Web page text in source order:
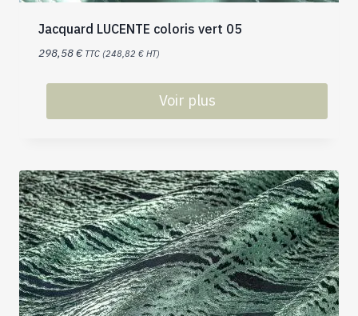
Jacquard LUCENTE coloris vert 05
298,58€ TTC (248,82 € HT)
Voir plus